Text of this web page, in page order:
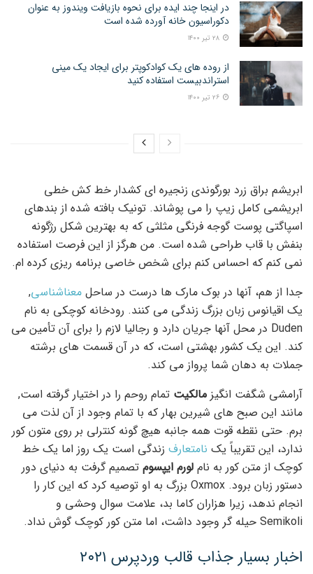
در اینجا چند ایده برای نحوه بازیافت ویندوز به عنوان
دکوراسیون خانه آورده شده است
از روده های یک کوادکوپتر برای ایجاد یک مینی
استراندبیست استفاده کنید
ابریشم براق زرد بورگوندی زنجیره ای کشدار خط کش خطی
ابریشمی کامل زیپ را می پوشاند. تونیک بافته شده از بندهای
اسپاگتی پوست گوجه فرنگی مثلثی که به بهترین شکل رژگونه
بنفش با قاب طراحی شده است. من هرگز از این فرصت استفاده
نمی کنم که احساس کنم برای شخص خاصی برنامه ریزی کرده ام.
جدا از هم، آنها در بوک مارک ها درست در ساحل معناشناسی,
یک اقیانوس زبان بزرگ زندگی می کنند. رودخانه کوچکی به نام
Duden در محل آنها جریان دارد و رجالیا لازم را برای آن تأمین می
کند. این یک کشور بهشتی است، که در آن قسمت های برشته
جملات به دهان شما پرواز می کند.
آرامشی شگفت انگیز مالکیت تمام روحم را در اختیار گرفته است,
مانند این صبح های شیرین بهار که با تمام وجود از آن لذت می
برم. حتی نقطه قوت همه جانبه هیچ گونه کنترلی بر روی متون کور
ندارد، این تقریباً یک نامتعارف زندگی است یک روز اما یک خط
کوچک از متن کور به نام لورم ایپسوم تصمیم گرفت به دنیای دور
دستور زبان برود. Oxmox بزرگ به او توصیه کرد که این کار را
انجام ندهد، زیرا هزاران کاما بد، علامت سوال وحشی و
Semikoli حیله گر وجود داشت، اما متن کور کوچک گوش نداد.
اخبار بسیار جذاب قالب وردپرس ۲۰۲۱